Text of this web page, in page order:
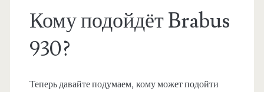
Кому подойдёт Brabus
930?
Теперь давайте подумаем, кому может подойти